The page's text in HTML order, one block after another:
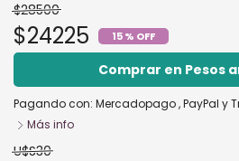
$28500
$24225 15 % OFF
Comprar en Pesos
Pagando con: Mercadopago,PayPal y
Más info
U$S30